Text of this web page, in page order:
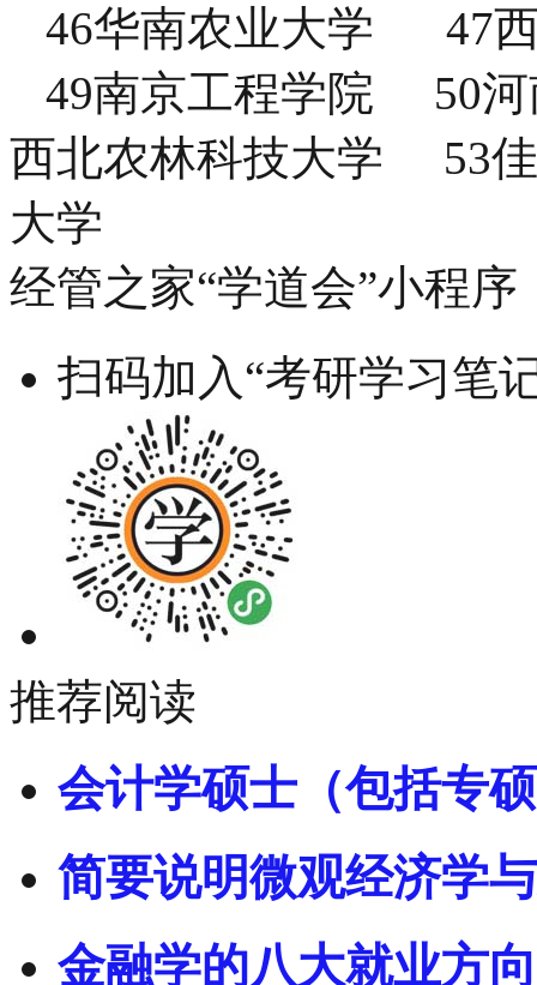
46华南农业大学 47
49南京工程学院 50
西北农林科技大学 53
大学
经管之家“学道会”小程序
扫码加入“考研学习笔
推荐阅读
会计学硕士（包括专
简要说明微观经济学
金融学的八大就业方